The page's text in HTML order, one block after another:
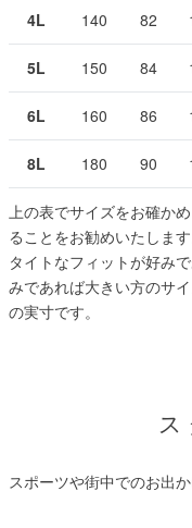
4L 140 82
5L 150 84
6L 160 86
8L 180 90
上の表でサイズをお確か
ることをお勧めいたしま
タイトなフィットが好み
みであれば大きい方のサイ
の実寸です。
スポーツや街中でのお出